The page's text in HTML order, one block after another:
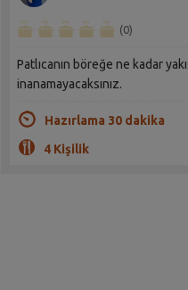
(0)
Patlıcanın böreğe ne kadar
inanamayacaksınız.
Hazırlama 30 dakika
4 Kişilik